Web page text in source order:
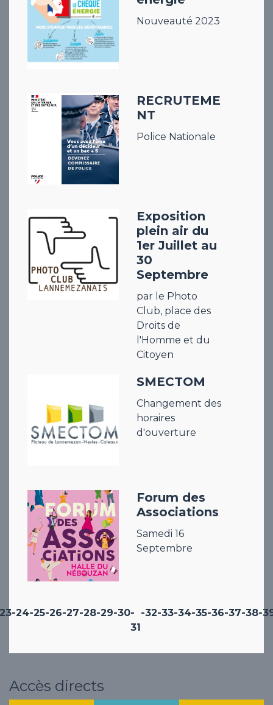
Nouveauté 2023
RECRUTEME
NT
Police Nationale
Exposition
plein air du
1er Juillet au
30
Septembre
par le Photo
Club, place des
Droits de
l'Homme et du
Citoyen
SMECTOM
Changement des
horaires
d'ouverture
Forum des
Associations
Samedi 16
Septembre
-24-25-26-27-28-29-30-
31
-32-33-34-35-36-37-38-
Accès directs